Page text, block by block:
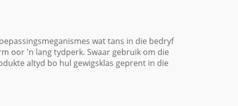
wat tans in die bedryf
oor 'n lang tydperk. Swaar gebruik om die
altyd bo hul gewigsklas geprent in die